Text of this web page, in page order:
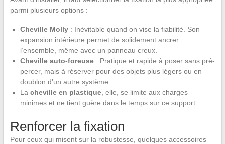
parmi plusieurs options :
Cheville Molly: Inévitable quand on vise la fiabilité. Son
expansion intérieure permet de solidement ancrer
l’ensemble, même avec un panneau creux.
Cheville auto-foreuse: Pratique et rapide à poser sans pré-
percer, mais à réserver pour des objets plus légers ou en
doublon d’un autre système.
La cheville en plastique, elle, se limite aux charges
minimes et ne tient guère dans le temps sur ce support.
Renforcer la fixation
Pour ceux qui misent sur la robustesse, quelques accessoires